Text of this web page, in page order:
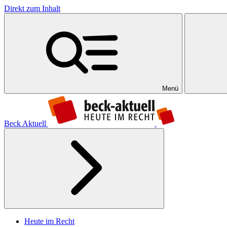
Direkt zum Inhalt
Menü
Beck Aktuell
Heute im Recht